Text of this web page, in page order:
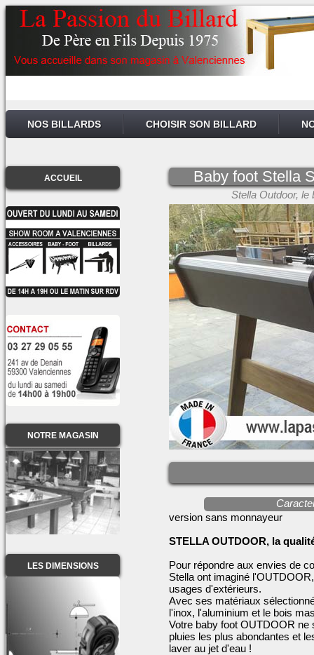
NOS BILLARDS CHOISIR SON BILLARD
ACCUEIL
NOTRE MAGASIN
LES DIMENSIONS
Baby foot Stella
Stella Outdoor, le
version sans monnayeur
STELLA OUTDOOR, la
Pour répondre aux envies de
Stella ont imaginé
usages d'extérieurs.
Avec ses matériaux
l'inox, l'aluminium et le bois
Votre baby foot OUTDOOR
pluies les plus abondantes et
laver au jet d'eau !